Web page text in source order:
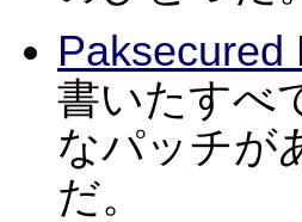
Paksecured
書いたすべ
なパッチが
だ。